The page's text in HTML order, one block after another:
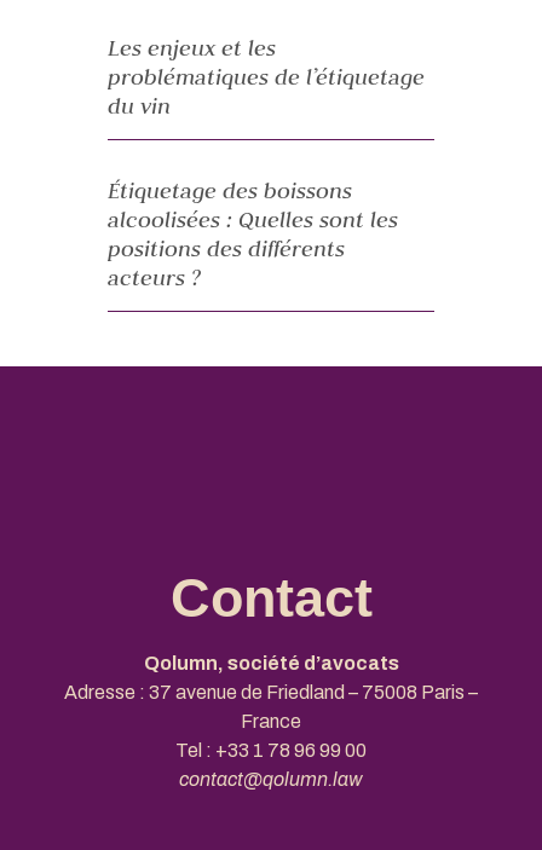
Les enjeux et les
problématiques de l’étiquetage
du vin
Étiquetage des boissons
alcoolisées : Quelles sont les
positions des différents
acteurs ?
Contact
Qolumn, société d’avocats
Adresse : 37 avenue de Friedland – 75008 Paris –
France
Tel : +33 1 78 96 99 00
contact@qolumn.law